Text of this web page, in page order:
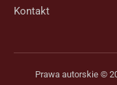
Kontakt
Prawa autorskie ©